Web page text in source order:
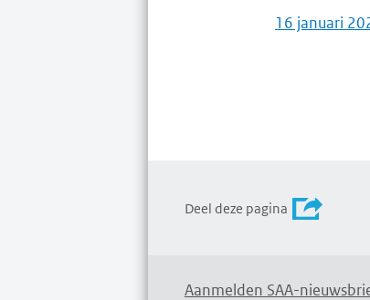
16 januari
Deel deze pagina
Aanmelden SAA-